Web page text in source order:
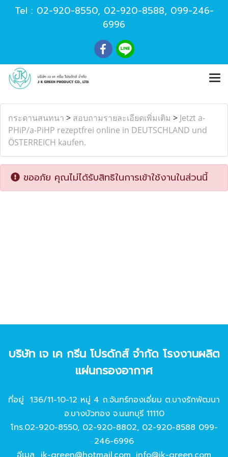
Tel : 02-920-8550, 02-920-8588, 099-246-
6996
กระดานสนทนา > สอบถามรายละเอียดเพิ่มเติม > Jetzt a-
PHiP/a-PiHP rezeptfrei online in DEUTSCHLAND und
ÖSTERREICH kaufen.
ขออภัย คุณไม่ได้รับสิทธิในการเข้าใช้งานในส่วนนี้
บริษัท เจ เค กรีน โปรดักส์ จํากัด โรงงานผลิต
แผ่นกรองอากาศ
ที่อยู่ 136/11-10-12 หมู่ 4 ถ.จันทร์ทองเอี่ยม ต.บางรักพัฒนา
อ.บางบัวทอง จ.นนทบุรี 11110
โทร.02-920-8550, 02-920-8802, 02-920-8588 099-
246-6996